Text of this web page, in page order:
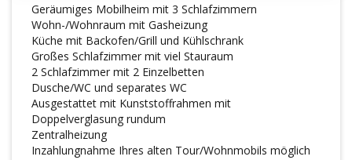
Geräumiges Mobilheim mit 3 Schlafzimmern
Wohn-/Wohnraum mit Gasheizung
Küche mit Backofen/Grill und Kühlschrank
Großes Schlafzimmer mit viel Stauraum
2 Schlafzimmer mit 2 Einzelbetten
Dusche/WC und separates WC
Ausgestattet mit Kunststoffrahmen mit
Doppelverglasung rundum
Zentralheizung
Inzahlungnahme Ihres alten Tour/Wohnmobils möglich